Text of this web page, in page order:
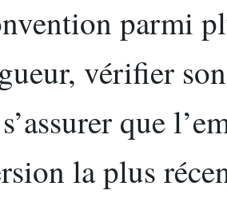
parmi
vérifier
que
la plus